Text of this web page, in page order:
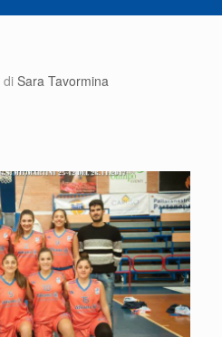
di Sara Tavormina